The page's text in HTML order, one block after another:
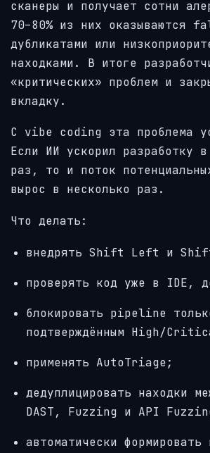
сканеры и получает сотни
70–80% из них оказываются
дубликатами или
находками. В итоге
«критических» проблем и
вкладку.
С vibe coding эта проблема
Если ИИ ускорил разработку в
раз, то и поток
вырос в несколько раз.
Что делать:
внедрять Shift Left и
проверять код уже в IDE,
блокировать pipeline
подтверждённым High/
применять AutoTriage;
дедуплицировать находки
DAST, Fuzzing и API
автоматически